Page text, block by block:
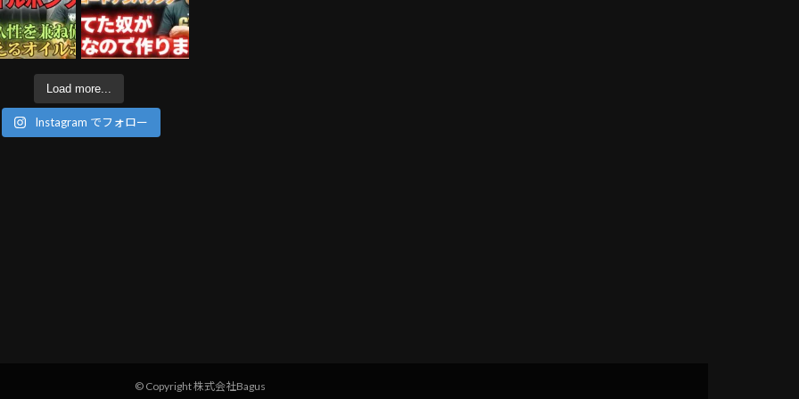
Load more...
Instagram でフォロー
© Copyright 株式会社Bagus